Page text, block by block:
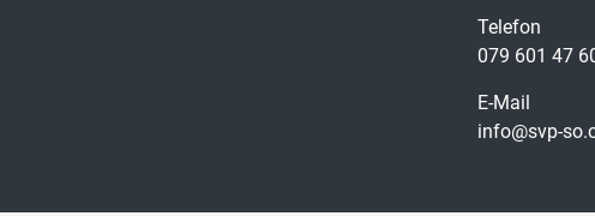
Telefon
079 601 47
E-Mail
info@svp-